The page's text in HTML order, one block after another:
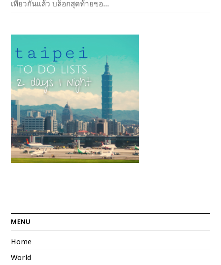
เที่ยวกันแล้ว บล็อกสุดท้ายขอ...
MENU
Home
World